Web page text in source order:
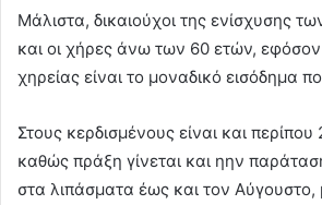
Μάλιστα, δικαιούχοι της ενίσχυσης
και οι χήρες άνω των 60 ετών,
χηρείας είναι το μοναδικό εισόδημα
Στους κερδισμένους είναι και
καθώς πράξη γίνεται και ηην
στα λιπάσματα έως και τον Αύγουστο,